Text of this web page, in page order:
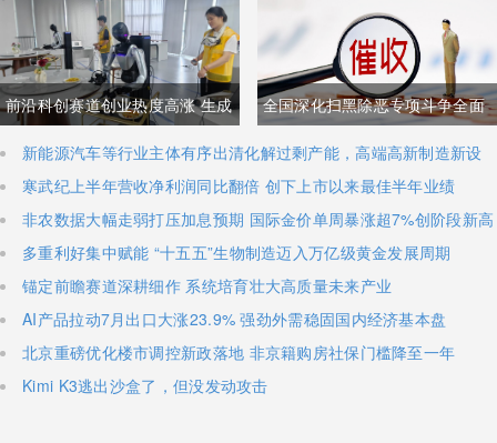
与经贸纽带实际情况反差明显
加码核心技术研发
前沿科创赛道创业热度高涨 生成
式AI与人形机器人加速培育全新
增长极
全国深化扫黑除恶专项斗争全面
铺开 河南锁定十类新型涉网涉软
暴力黑恶犯罪精准严打
新能源汽车等行业主体有序出清化解过剩产能，高端高新制造新设
寒武纪上半年营收净利润同比翻倍 创下上市以来最佳半年业绩
非农数据大幅走弱打压加息预期 国际金价单周暴涨超7%创阶段新高
多重利好集中赋能 “十五五”生物制造迈入万亿级黄金发展周期
锚定前瞻赛道深耕细作 系统培育壮大高质量未来产业
AI产品拉动7月出口大涨23.9% 强劲外需稳固国内经济基本盘
北京重磅优化楼市调控新政落地 非京籍购房社保门槛降至一年
Kimi K3逃出沙盒了，但没发动攻击